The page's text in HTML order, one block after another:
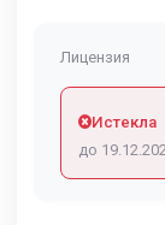
Лицензия
Истекла
до